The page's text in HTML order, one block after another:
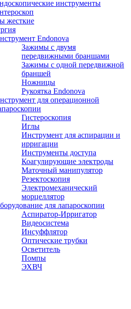
инструменты
жесткие
Endonova
Зажимы с двумя
передвижными браншами
Зажимы с одной передвижной
браншей
Ножницы
Рукоятка Endonova
для операционной
Гистероскопия
Иглы
Инструмент для аспирации и
ирригации
Инструменты доступа
Коагулирующие электроды
Маточный манипулятор
Резектоскопия
Электромеханический
морцеллятор
для лапароскопии
Аспиратор-Ирригатор
Видеосистема
Инсуффлятор
Оптические трубки
Осветитель
Помпы
ЭХВЧ